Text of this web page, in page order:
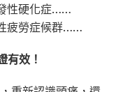
性硬化症……
疲勞症候群……
效！